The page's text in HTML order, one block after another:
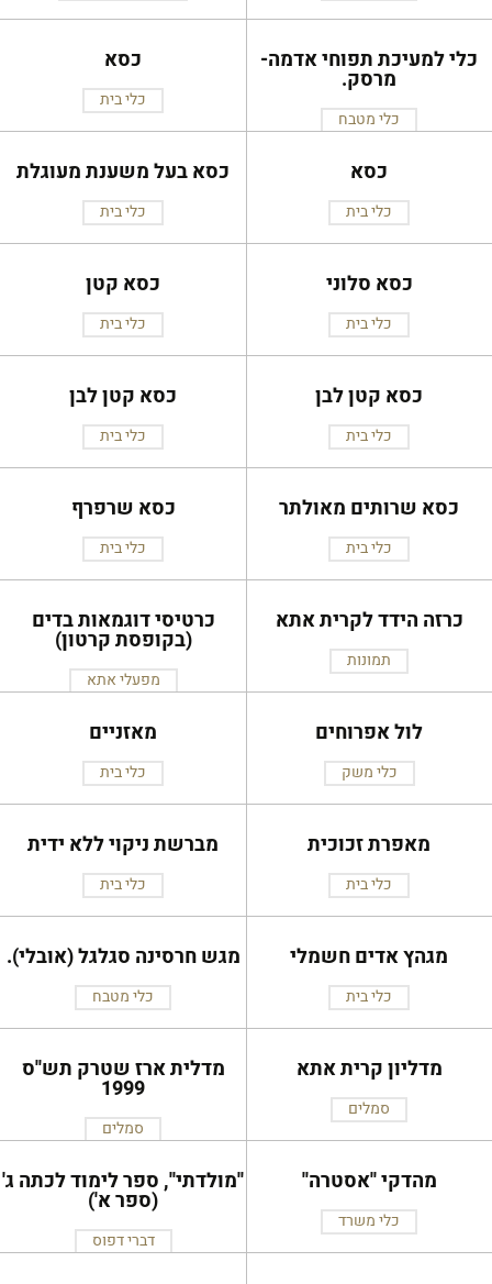
כלי למעיכת תפוחי אדמה-
מרסק.
כלי מטבח
כסא
כלי בית
כסא
כלי בית
כסא בעל משענת מעוגלת
כלי בית
כסא סלוני
כלי בית
כסא קטן
כלי בית
כסא קטן לבן
כלי בית
כסא קטן לבן
כלי בית
כסא שרותים מאולתר
כלי בית
כסא שרפרף
כלי בית
כרזה הידד לקרית אתא
תמונות
כרטיסי דוגמאות בדים
(בקופסת קרטון)
מפעלי אתא
לול אפרוחים
כלי משק
מאזניים
כלי בית
מאפרת זכוכית
כלי בית
מברשת ניקוי ללא ידית
כלי בית
מגהץ אדים חשמלי
כלי בית
מגש חרסינה סגלגל (אובלי).
כלי מטבח
מדליון קרית אתא
סמלים
מדלית ארז שטרק תש''ס
1999
סמלים
מהדקי ''אסטרה''
כלי משרד
''מולדתי'', ספר לימוד לכתה ג'
(ספר א')
דברי דפוס